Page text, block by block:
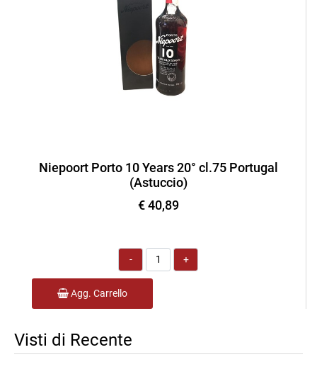
Niepoort Porto 10 Years 20° cl.75 Portugal
(Astuccio)
€ 40,89
Quantità
Agg. Carrello
Visti di Recente